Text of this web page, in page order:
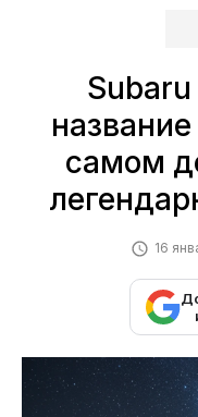
УСЛУГИ
ЛИЗИНГ
НОВОСТИ
ВАКАНСИИ
О КОМПАНИИ
самом
16